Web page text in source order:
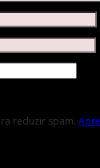
reduzir spam.